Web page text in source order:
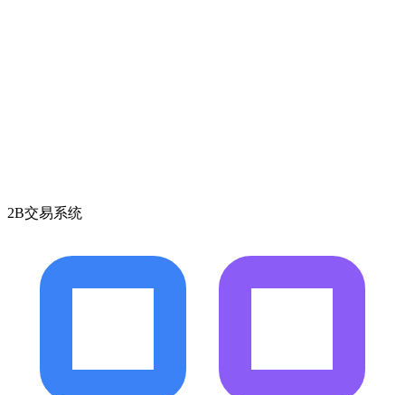
2B交易系统